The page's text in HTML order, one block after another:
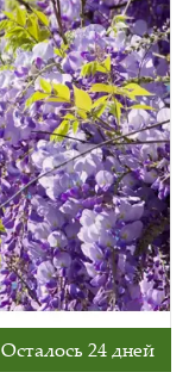
Осталось 24 дней